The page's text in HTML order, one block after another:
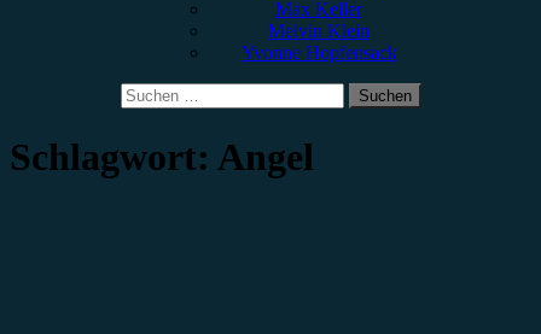
Max Keller
Melvin Klein
Yvonne Hopfensack
Suchen
nach:
Schlagwort: Angel